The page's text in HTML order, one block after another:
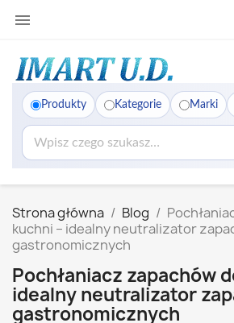

Produkty Kategorie Marki
Strona główna Blog
kuchni – idealny neutralizator
gastronomicznych
Pochłaniacz zapachów
idealny neutralizator
gastronomicznych